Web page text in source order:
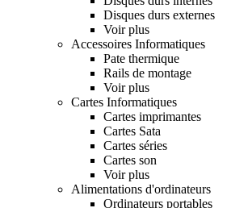
Disques durs externes
Voir plus
Accessoires Informatiques
Pate thermique
Rails de montage
Voir plus
Cartes Informatiques
Cartes imprimantes
Cartes Sata
Cartes séries
Cartes son
Voir plus
Alimentations d'ordinateurs
Ordinateurs portables